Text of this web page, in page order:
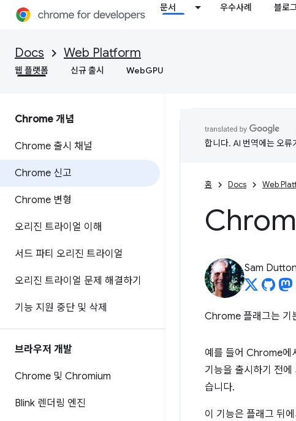
문서 우수사례 블로
Docs Web Platform
웹 플랫폼 신규 출시 WebGPU
Chrome 개념
Chrome 출시 채널
Chrome 신고
Chrome 변형
오리진 트라이얼 이해
서드 파티 오리진 트라이얼
오리진 트라이얼 문제 해결하기
기능 지원 중단 및 삭제
브라우저 개발
Chrome 및 Chromium
Blink 렌더링 엔진
합니다. AI 번역에는 오류
홈 Docs Web
Sam Dutton
Chrome 플래그는 기
예를 들어 Chrome에
기능을 출시하기 전
습니다.
이 기능은 플래그 뒤